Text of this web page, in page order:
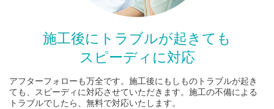
施工後にトラブルが起きても
スピーディに対応
アフターフォローも万全です。施工後にもしものトラブルが起き
ても、スピーディに対応させていただきます。施工の不備による
トラブルでしたら、無料で対応いたします。